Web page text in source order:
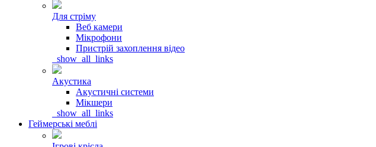
Для стріму
Веб камери
Мікрофони
Пристрій захоплення відео
_show_all_links
Акустика
Акустичні системи
Мікшери
_show_all_links
Геймерські меблі